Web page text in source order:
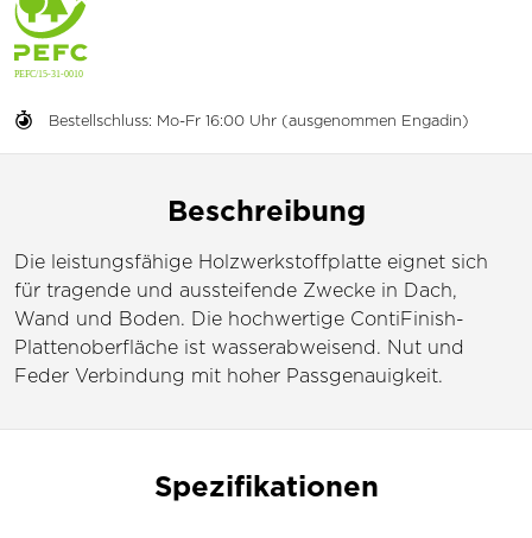
Bestellschluss: Mo-Fr 16:00 Uhr (ausgenommen Engadin)
Beschreibung
Die leistungsfähige Holzwerkstoffplatte eignet sich
für tragende und aussteifende Zwecke in Dach,
Wand und Boden. Die hochwertige ContiFinish-
Plattenoberfläche ist wasserabweisend. Nut und
Feder Verbindung mit hoher Passgenauigkeit.
Spezifikationen